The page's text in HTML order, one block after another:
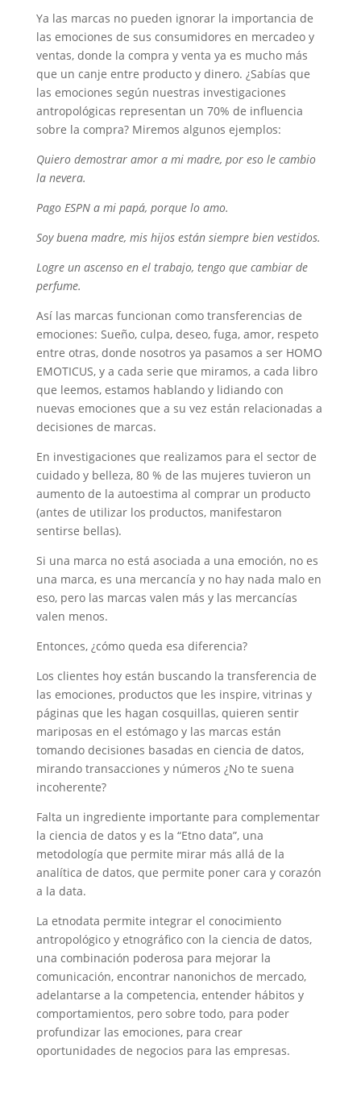
Ya las marcas no pueden ignorar la importancia de
las emociones de sus consumidores en mercadeo y
ventas, donde la compra y venta ya es mucho más
que un canje entre producto y dinero. ¿Sabías que
las emociones según nuestras investigaciones
antropológicas representan un 70% de influencia
sobre la compra? Miremos algunos ejemplos:
Quiero demostrar amor a mi madre, por eso le cambio
la nevera.
Pago ESPN a mi papá, porque lo amo.
Soy buena madre, mis hijos están siempre bien vestidos.
Logre un ascenso en el trabajo, tengo que cambiar de
perfume.
Así las marcas funcionan como transferencias de
emociones: Sueño, culpa, deseo, fuga, amor, respeto
entre otras, donde nosotros ya pasamos a ser HOMO
EMOTICUS, y a cada serie que miramos, a cada libro
que leemos, estamos hablando y lidiando con
nuevas emociones que a su vez están relacionadas a
decisiones de marcas.
En investigaciones que realizamos para el sector de
cuidado y belleza, 80 % de las mujeres tuvieron un
aumento de la autoestima al comprar un producto
(antes de utilizar los productos, manifestaron
sentirse bellas).
Si una marca no está asociada a una emoción, no es
una marca, es una mercancía y no hay nada malo en
eso, pero las marcas valen más y las mercancías
valen menos.
Entonces, ¿cómo queda esa diferencia?
Los clientes hoy están buscando la transferencia de
las emociones, productos que les inspire, vitrinas y
páginas que les hagan cosquillas, quieren sentir
mariposas en el estómago y las marcas están
tomando decisiones basadas en ciencia de datos,
mirando transacciones y números ¿No te suena
incoherente?
Falta un ingrediente importante para complementar
la ciencia de datos y es la “Etno data”, una
metodología que permite mirar más allá de la
analítica de datos, que permite poner cara y corazón
a la data.
La etnodata permite integrar el conocimiento
antropológico y etnográfico con la ciencia de datos,
una combinación poderosa para mejorar la
comunicación, encontrar nanonichos de mercado,
adelantarse a la competencia, entender hábitos y
comportamientos, pero sobre todo, para poder
profundizar las emociones, para crear
oportunidades de negocios para las empresas.